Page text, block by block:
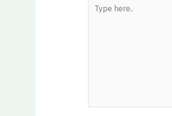
here..